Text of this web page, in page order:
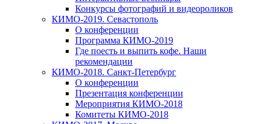
Конкурсы фотографий и видеороликов
КИМО-2019. Севастополь
О конференции
Программа КИМО-2019
Где поесть и выпить кофе. Наши
рекомендации
КИМО-2018. Санкт-Петербург
О конференции
Презентация конференции
Мероприятия КИМО-2018
Комитеты КИМО-2018